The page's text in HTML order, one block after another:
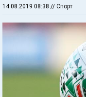
14.08.2019 08:38 // Спорт